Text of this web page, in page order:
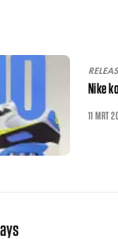
Nike
11 MRT